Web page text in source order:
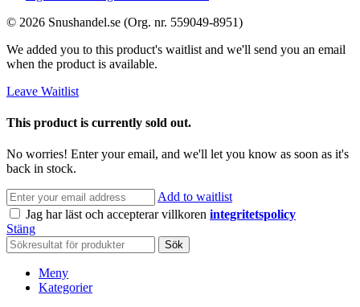
© 2026 Snushandel.se (Org. nr. 559049-8951)
We added you to this product's waitlist and we'll send you an email
when the product is available.
Leave Waitlist
This product is currently sold out.
No worries! Enter your email, and we'll let you know as soon as it's
back in stock.
Add to waitlist
Jag har läst och accepterar villkoren integritetspolicy
Stäng
Sök
Meny
Kategorier